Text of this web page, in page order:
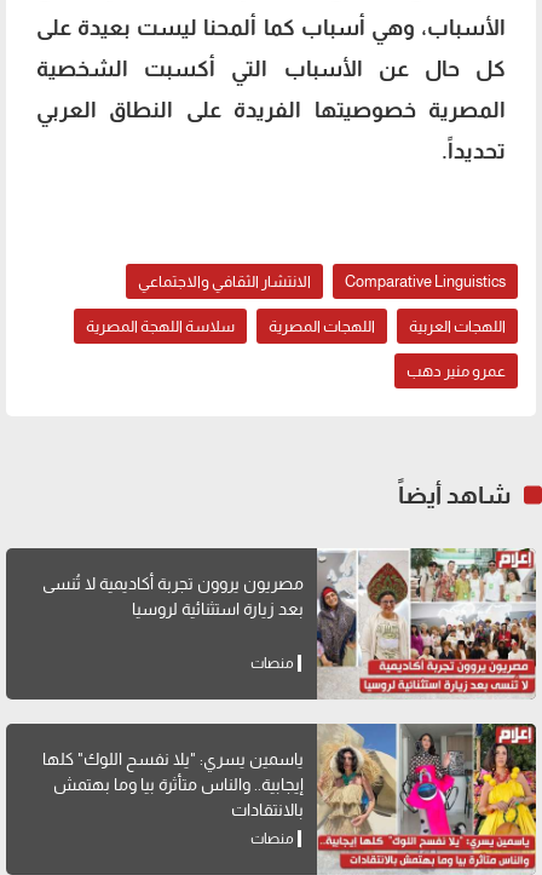
الأسباب، وهي أسباب كما ألمحنا ليست بعيدة على
كل حال عن الأسباب التي أكسبت الشخصية
المصرية خصوصيتها الفريدة على النطاق العربي
تحديداً.
Comparative Linguistics الانتشار الثقافي والاجتماعي
اللهجات العربية اللهجات المصرية سلاسة اللهجة المصرية
عمرو منير دهب
شاهد أيضاً
مصريون يروون تجربة أكاديمية لا تُنسى
بعد زيارة استثنائية لروسيا
منصات
ياسمين يسري: "يلا نفسح اللوك" كلها
إيجابية.. والناس متأثرة بيا وما بهتمش
بالانتقادات
منصات